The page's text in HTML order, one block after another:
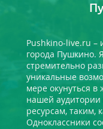
Pushkino-live.ru –
города Пушкино.
стремительно
уникальные
мере окунуться
нашей
ресурсам, таким,
Одноклассники